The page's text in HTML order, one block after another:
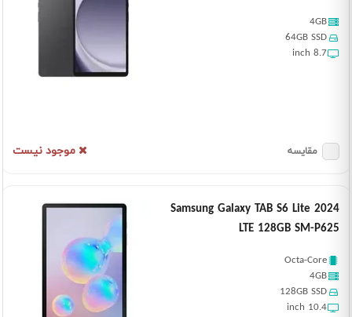
4GB
64GB SSD
8.7 inch
موجود نیست مقایسه
Samsung Galaxy TAB S6 Lite 2024
LTE 128GB SM-P625
Octa-Core
4GB
128GB SSD
10.4 inch